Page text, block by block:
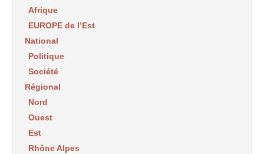
Afrique
EUROPE de l’Est
National
Politique
Société
Régional
Nord
Ouest
Est
Rhône Alpes